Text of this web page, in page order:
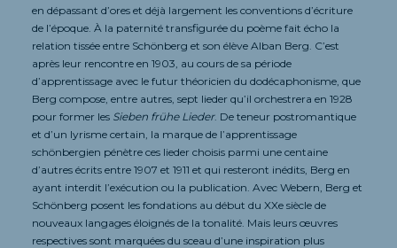
en dépassant d’ores et déjà largement les conventions d’écriture
de l’époque. À la paternité transfigurée du poème fait écho la
relation tissée entre Schönberg et son élève Alban Berg. C’est
après leur rencontre en 1903, au cours de sa période
d’apprentissage avec le futur théoricien du dodécaphonisme, que
Berg compose, entre autres, sept lieder qu’il orchestrera en 1928
pour former les Sieben frühe Lieder. De teneur postromantique
et d’un lyrisme certain, la marque de l’apprentissage
schönbergien pénètre ces lieder choisis parmi une centaine
d’autres écrits entre 1907 et 1911 et qui resteront inédits, Berg en
ayant interdit l’exécution ou la publication. Avec Webern, Berg et
Schönberg posent les fondations au début du XXe siècle de
nouveaux langages éloignés de la tonalité. Mais leurs œuvres
respectives sont marquées du sceau d’une inspiration plus